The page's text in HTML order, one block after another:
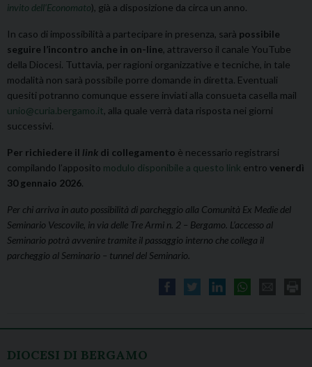
invito dell’Economato), già a disposizione da circa un anno.
In caso di impossibilità a partecipare in presenza, sarà possibile
seguire l’incontro anche in on-line , attraverso il canale YouTube
della Diocesi. Tuttavia, per ragioni organizzative e tecniche, in tale
modalità non sarà possibile porre domande in diretta. Eventuali
quesiti potranno comunque essere inviati alla consueta casella mail
unio@curia.bergamo.it , alla quale verrà data risposta nei giorni
successivi.
Per richiedere il link di collegamento è necessario registrarsi
compilando l’apposito modulo disponibile a questo link entro venerdì
30 gennaio 2026.
Per chi arriva in auto possibilità di parcheggio alla Comunità Ex Medie del
Seminario Vescovile, in via delle Tre Armi n. 2 – Bergamo. L’accesso al
Seminario potrà avvenire tramite il passaggio interno che collega il
parcheggio al Seminario – tunnel del Seminario.
DIOCESI DI BERGAMO